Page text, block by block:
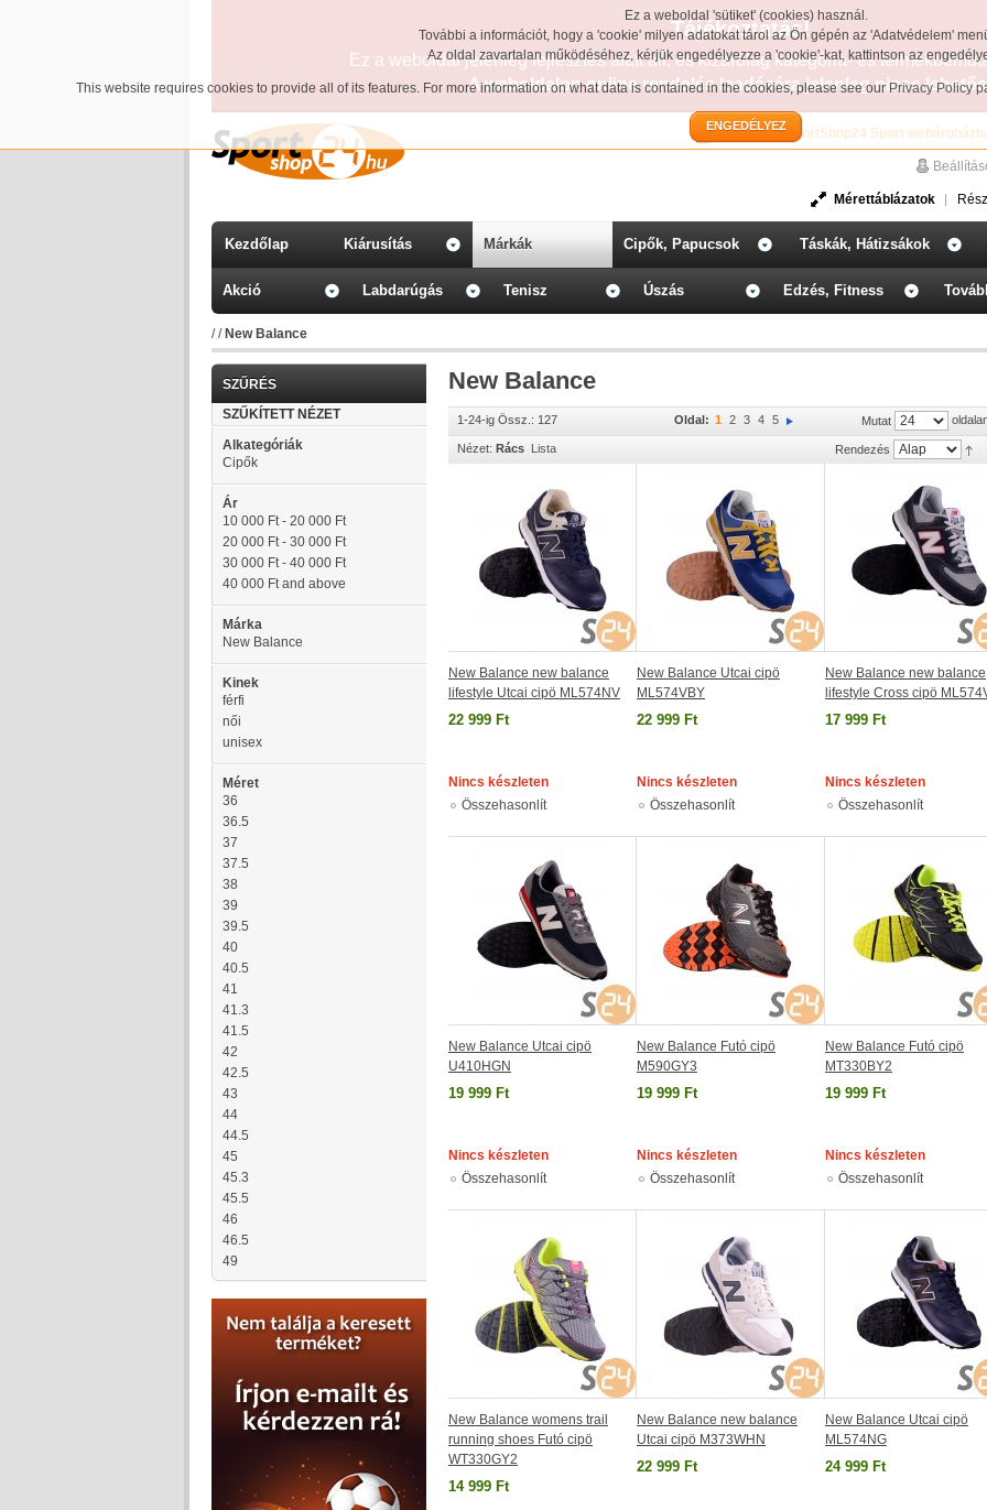
Ez a weboldal 'sütiket' (cookies) használ.
További a információt, hogy a 'cookie' milyen adatokat tárol az Ön gépén az 'Adatvédelem'
Az oldal zavartalan működéséhez, kérjük engedélyezze a 'cookie'-kat, kattintson az
This website requires cookies to provide all of its features. For more information on what data is contained in the cookies, please see ourPrivacy Policy
ENGEDÉLYEZ
Tájékoztatás!
Ez a weboldal jelenleg fejlesztés alatt áll, és kizárólag kategória- és
A weboldalon online rendelés leadására jelenleg nincs
Üdvözöljük a SportShop24 Sport
Mérettáblázatok
Kezdőlap Kiárusítás Márkák Cipők, Papucsok Táskák, Hátizsákok
Akció Labdarúgás Tenisz Úszás Edzés, Fitness
// New Balance
SZŰRÉS
SZŰKÍTETT NÉZET
Alkategóriák
Cipők
Ár
10 000 Ft- 20 000 Ft
20 000 Ft- 30 000 Ft
30 000 Ft- 40 000 Ft
40 000 Ftand above
Márka
New Balance
Kinek
férfi
női
unisex
Méret
36
36.5
37
37.5
38
39
39.5
40
40.5
41
41.3
41.5
42
42.5
43
44
44.5
45
45.3
45.5
46
46.5
49
New Balance
1-24-ig Össz.: 127 Mutat
Oldal: 1 2 3 4 5
Nézet: Rács Lista Rendezés
New Balance new balance
lifestyle Utcai cipö ML574NV
22 999 Ft
Nincs készleten
Összehasonlít
New Balance Utcai cipö
ML574VBY
22 999 Ft
Nincs készleten
Összehasonlít
New Balance new balance
lifestyle Cross cipö
17 999 Ft
Nincs készleten
Összehasonlít
New Balance Utcai cipö
U410HGN
19 999 Ft
Nincs készleten
Összehasonlít
New Balance Futó cipö
M590GY3
19 999 Ft
Nincs készleten
Összehasonlít
New Balance Futó cipö
MT330BY2
19 999 Ft
Nincs készleten
Összehasonlít
New Balance womens trail
running shoes Futó cipö
WT330GY2
14 999 Ft
New Balance new balance
Utcai cipö M373WHN
22 999 Ft
New Balance Utcai cipö
ML574NG
24 999 Ft